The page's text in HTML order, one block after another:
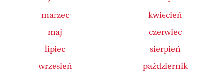
marzec
kwiecień
maj
czerwiec
lipiec
sierpień
wrzesień
październik